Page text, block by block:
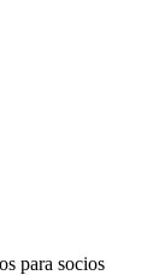
para socios